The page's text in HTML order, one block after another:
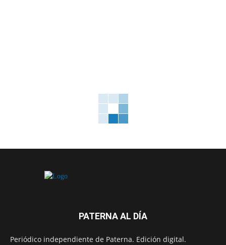
PATERNA AL DÍA
Periódico independiente de Paterna. Edición digital.